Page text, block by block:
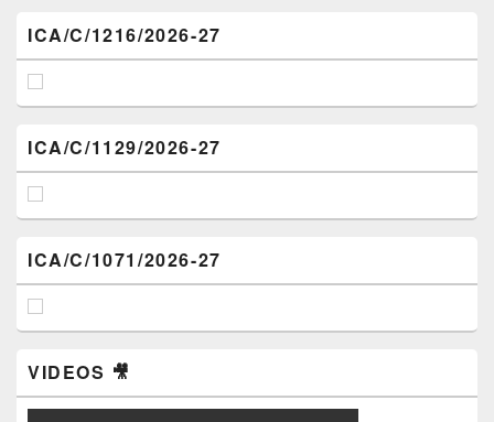
ICA/C/1216/2026-27
ICA/C/1129/2026-27
ICA/C/1071/2026-27
VIDEOS 🎥